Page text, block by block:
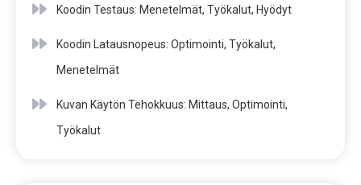
Koodin Testaus: Menetelmät, Työkalut, Hyödyt
Koodin Latausnopeus: Optimointi, Työkalut,
Menetelmät
Kuvan Käytön Tehokkuus: Mittaus, Optimointi,
Työkalut